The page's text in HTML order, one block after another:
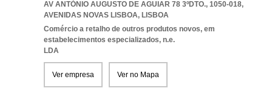
AV ANTÓNIO AUGUSTO DE AGUIAR 78 3ºDTO., 1050-018,
AVENIDAS NOVAS LISBOA, LISBOA
Comércio a retalho de outros produtos novos, em
estabelecimentos especializados, n.e.
LDA
Ver empresa Ver no Mapa